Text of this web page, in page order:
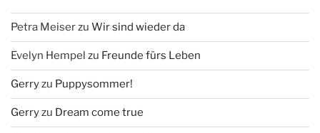
Petra Meiserzu Wir sind wieder da
Evelyn Hempel zu Freunde fürs Leben
Gerryzu Puppysommer!
Gerryzu Dream come true